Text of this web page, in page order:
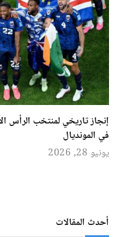
إنجاز تاريخي لمنتخب الرأس
في المونديال
يونيو 28, 2026
أحدث المقالات